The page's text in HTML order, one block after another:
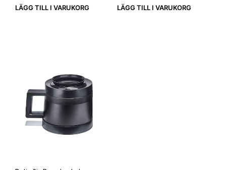
LÄGG TILL I VARUKORG
LÄGG TILL I VARUKORG